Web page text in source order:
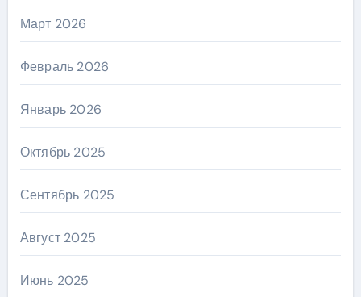
Март 2026
Февраль 2026
Январь 2026
Октябрь 2025
Сентябрь 2025
Август 2025
Июнь 2025